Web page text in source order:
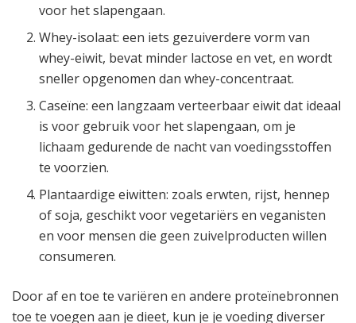
voor het slapengaan.
Whey-isolaat: een iets gezuiverdere vorm van
whey-eiwit, bevat minder lactose en vet, en wordt
sneller opgenomen dan whey-concentraat.
Caseïne: een langzaam verteerbaar eiwit dat ideaal
is voor gebruik voor het slapengaan, om je
lichaam gedurende de nacht van voedingsstoffen
te voorzien.
Plantaardige eiwitten: zoals erwten, rijst, hennep
of soja, geschikt voor vegetariërs en veganisten
en voor mensen die geen zuivelproducten willen
consumeren.
Door af en toe te variëren en andere proteïnebronnen
toe te voegen aan je dieet, kun je je voeding diverser